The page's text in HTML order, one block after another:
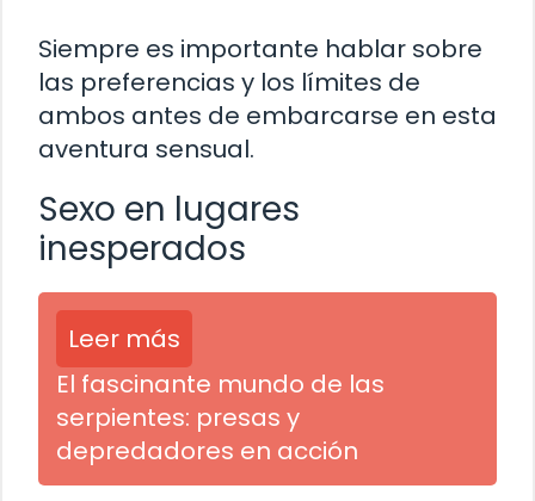
Siempre es importante hablar sobre
las preferencias y los límites de
ambos antes de embarcarse en esta
aventura sensual.
Sexo en lugares
inesperados
Leer más
El fascinante mundo de las
serpientes: presas y
depredadores en acción